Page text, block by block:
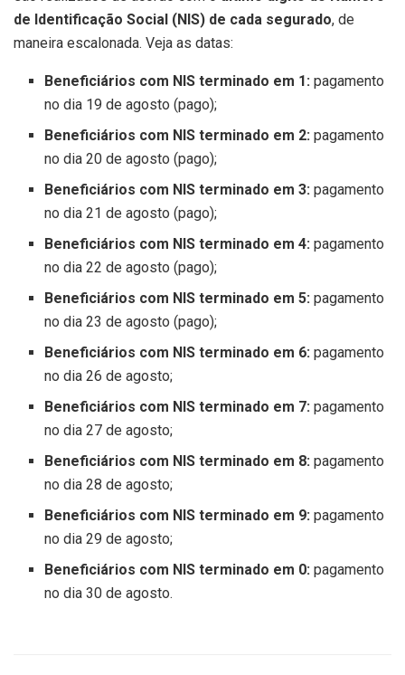
de Identificação Social (NIS) de cada segurado, de
maneira escalonada. Veja as datas:
Beneficiários com NIS terminado em 1:pagamento
no dia 19 de agosto (pago);
Beneficiários com NIS terminado em 2:pagamento
no dia 20 de agosto (pago);
Beneficiários com NIS terminado em 3: pagamento
no dia 21 de agosto (pago);
Beneficiários com NIS terminado em 4:pagamento
no dia 22 de agosto (pago);
Beneficiários com NIS terminado em 5: pagamento
no dia 23 de agosto (pago);
Beneficiários com NIS terminado em 6: pagamento
no dia 26 de agosto;
Beneficiários com NIS terminado em 7: pagamento
no dia 27 de agosto;
Beneficiários com NIS terminado em 8: pagamento
no dia 28 de agosto;
Beneficiários com NIS terminado em 9: pagamento
no dia 29 de agosto;
Beneficiários com NIS terminado em 0: pagamento
no dia 30 de agosto.